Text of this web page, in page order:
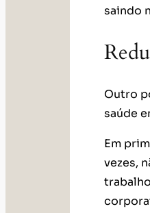
saindo
Outro
saúde
Em
vezes,